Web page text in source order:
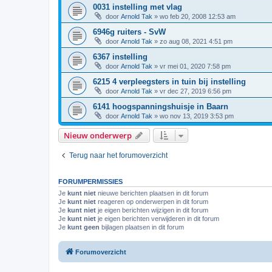
0031 instelling met vlag
door Arnold Tak » wo feb 20, 2008 12:53 am
6946g ruiters - SvW
door Arnold Tak » zo aug 08, 2021 4:51 pm
6367 instelling
door Arnold Tak » vr mei 01, 2020 7:58 pm
6215 4 verpleegsters in tuin bij instelling
door Arnold Tak » vr dec 27, 2019 6:56 pm
6141 hoogspanningshuisje in Baarn
door Arnold Tak » wo nov 13, 2019 3:53 pm
Nieuw onderwerp
Terug naar het forumoverzicht
FORUMPERMISSIES
Je kunt niet nieuwe berichten plaatsen in dit forum
Je kunt niet reageren op onderwerpen in dit forum
Je kunt niet je eigen berichten wijzigen in dit forum
Je kunt niet je eigen berichten verwijderen in dit forum
Je kunt geen bijlagen plaatsen in dit forum
Forumoverzicht